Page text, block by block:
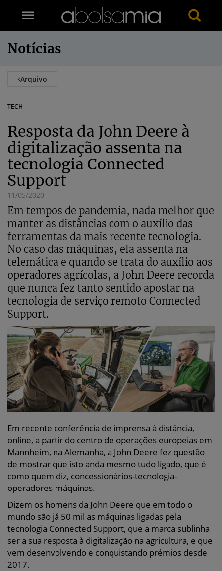
Notícias
Arquivo
TECH
Resposta da John Deere à
digitalização assenta na
tecnologia Connected
Support
11/05/2020
Em tempos de pandemia, nada melhor que
manter as distâncias com o auxílio das
ferramentas da mais recente tecnologia.
No caso das máquinas, ela assenta na
telemática e quando se trata do auxílio aos
operadores agrícolas, a John Deere recorda
que nunca fez tanto sentido apostar na
tecnologia de serviço remoto Connected
Support.
Em recente conferência de imprensa à distância,
online, a partir do centro de operações europeias em
Mannheim, na Alemanha, a John Deere fez questão
de mostrar que isto anda mesmo tudo ligado, que é
como quem diz, concessionários-tecnologia-
operadores-máquinas.
Dizem os homens da John Deere que em todo o
mundo são já 50 mil as máquinas ligadas pela
tecnologia Connected Support, que a marca sublinha
ser a sua resposta à digitalização na agricultura, e que
vem desenvolvendo e conquistando prémios desde
2017.